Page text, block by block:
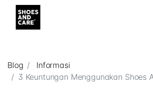
Blog
Informasi
3 Keuntungan Menggunakan Shoes